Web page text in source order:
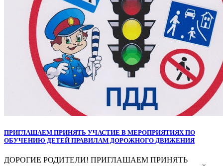
ПРИГЛАШАЕМ ПРИНЯТЬ УЧАСТИЕ В МЕРОПРИЯТИЯХ ПО
ОБУЧЕНИЮ ДЕТЕЙ ПРАВИЛАМ ДОРОЖНОГО ДВИЖЕНИЯ
ДОРОГИЕ РОДИТЕЛИ! ПРИГЛАШАЕМ ПРИНЯТЬ